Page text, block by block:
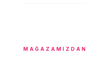
MAĞAZAMIZDAN